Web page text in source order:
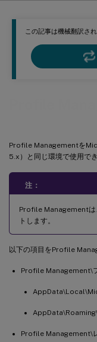
この記事は機械翻訳さ
Profile Managementを
5.x）と同じ環境で使用でき
注：
Profile Managementは
トします。
以下の項目をProfile
Profile Management\
Profile Management\